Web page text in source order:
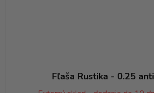
Fľaša Rustika - 0.25